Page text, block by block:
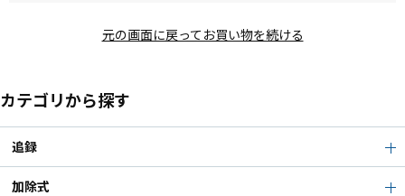
元の画面に戻ってお買い物を続ける
カテゴリから探す
追録
加除式